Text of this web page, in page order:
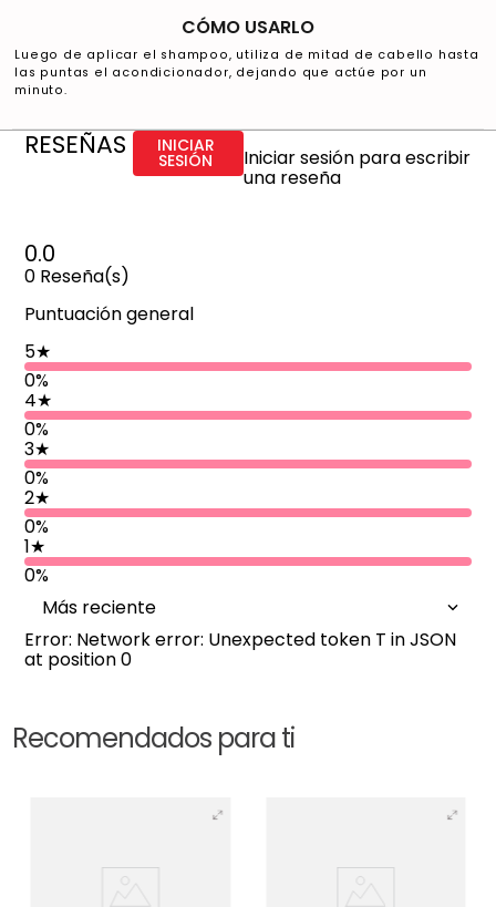
CÓMO USARLO
Luego de aplicar el shampoo, utiliza de mitad de cabello hasta
las puntas el acondicionador, dejando que actúe por un
minuto.
RESEÑAS INICIAR
SESIÓN Iniciar sesión para escribir
una reseña
0.0
0 Reseña(s)
Puntuación general
5★
0%
4★
0%
3★
0%
2★
0%
1★
0%
Más reciente
Error: Network error: Unexpected token T in JSON
at position 0
Recomendados para ti